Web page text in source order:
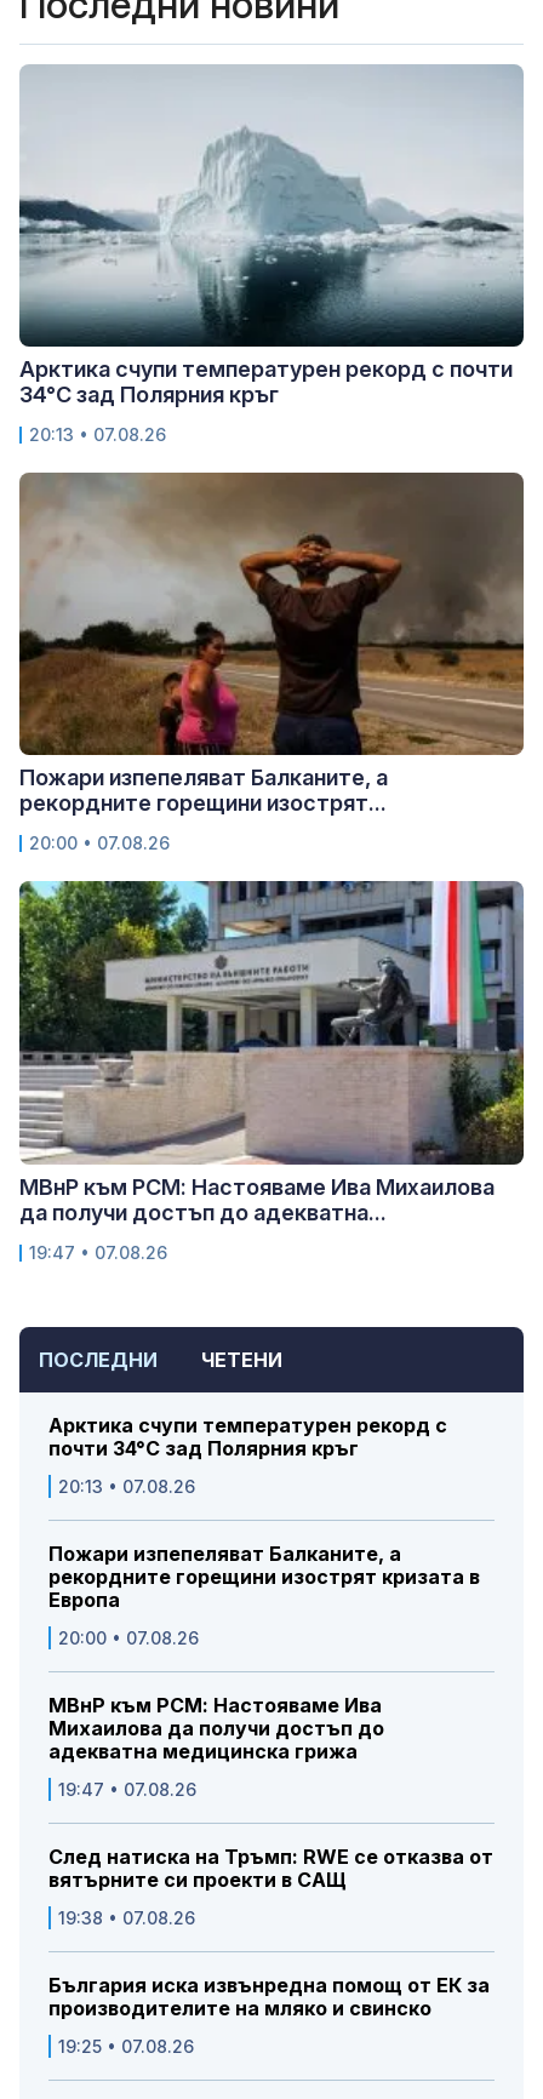
ПОСЛЕДНИ ЧЕТЕНИ
Арктика счупи температурен рекорд с
почти 34°C зад Полярния кръг
20:13 • 07.08.26
Пожари изпепеляват Балканите, а
рекордните горещини изострят кризата в
Европа
20:00 • 07.08.26
МВнР към РСМ: Настояваме Ива
Михаилова да получи достъп до
адекватна медицинска грижа
19:47 • 07.08.26
След натиска на Тръмп: RWE се отказва от
вятърните си проекти в САЩ
19:38 • 07.08.26
България иска извънредна помощ от ЕК за
производителите на мляко и свинско
19:25 • 07.08.26
Арктика счупи температурен рекорд с почти
34°C зад Полярния кръг
20:13 • 07.08.26
Пожари изпепеляват Балканите, а
рекордните горещини изострят...
20:00 • 07.08.26
МВнР към РСМ: Настояваме Ива Михаилова
да получи достъп до адекватна...
19:47 • 07.08.26